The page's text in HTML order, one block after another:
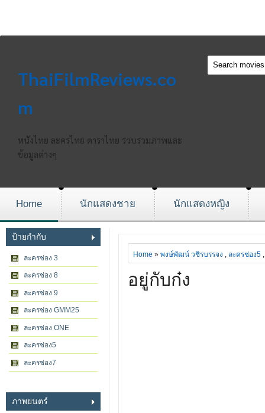
ThaiFilmReviews.co
m
หนังไทย ละครไทย ดาราไทย รวบรวมภาพและ
ข้อมูลต่างๆ
Home นักแสดงชาย นักแสดงหญิง
ป้ายกำกับ
ละครช่อง 3
ละครช่อง 8
ละครช่อง 9
ละครช่อง GMM25
ละครช่อง ONE
ละครช่อง5
ละครช่อง7
ภาพยนตร์
Home » พงษ์พัฒน์ วชิรบรรจง , ละครช่อง5
อยู่กับก๋ง